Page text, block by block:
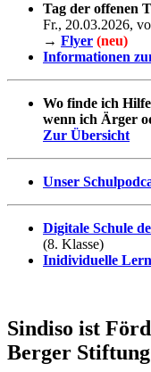
Tag der offenen
Fr., 20.03.2026,
→ Flyer (neu)
Informationen
Wo finde ich
wenn ich Ärger
Zur Übersicht
Unser
Digitale Schule
(8. Klasse)
Inidividuelle
Sindiso ist
Berger Stiftung